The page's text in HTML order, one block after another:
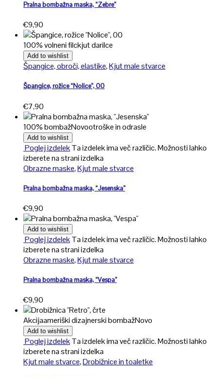
Pralna bombažna maska, “Zebre”
€9,90
100% volneni filckjut darilce
Add to wishlist
Špangice, obroči, elastike,Kjut male stvarce
Špangice, rožice “Nolice”, 00
€7,90
100% bombažNovootroške in odrasle
Add to wishlist
Poglej izdelekTa izdelek ima več različic. Možnosti lahko
izberete na strani izdelka
Obrazne maske,Kjut male stvarce
Pralna bombažna maska, “Jesenska”
€9,90
Add to wishlist
Poglej izdelekTa izdelek ima več različic. Možnosti lahko
izberete na strani izdelka
Obrazne maske,Kjut male stvarce
Pralna bombažna maska, “Vespa”
€9,90
Akcijaameriški dizajnerski bombažNovo
Add to wishlist
Poglej izdelekTa izdelek ima več različic. Možnosti lahko
izberete na strani izdelka
Kjut male stvarce,Drobižnice in toaletke